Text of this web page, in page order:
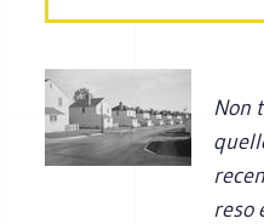
Non
reso